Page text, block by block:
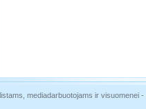
mediadarbuotojams ir visuomenei